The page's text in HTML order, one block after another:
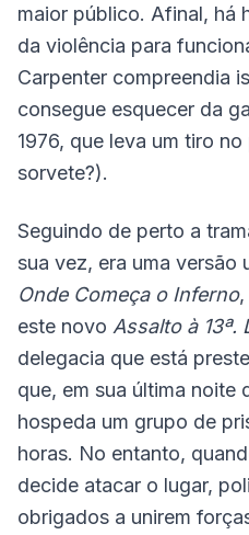
maior público. Afinal, há
da violência para
Carpenter compreendia
consegue esquecer da
1976, que leva um tiro
sorvete?).
Seguindo de perto a
sua vez, era uma versão
Onde Começa o Inferno,
este novo Assalto à 13ª.
delegacia que está
que, em sua última noite
hospeda um grupo de
horas. No entanto,
decide atacar o lugar,
obrigados a unirem